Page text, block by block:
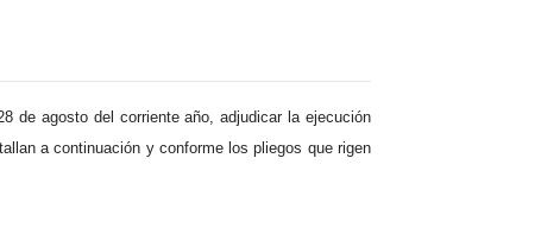
de agosto del corriente año, adjudicar la ejecución
a continuación y conforme los pliegos que rigen